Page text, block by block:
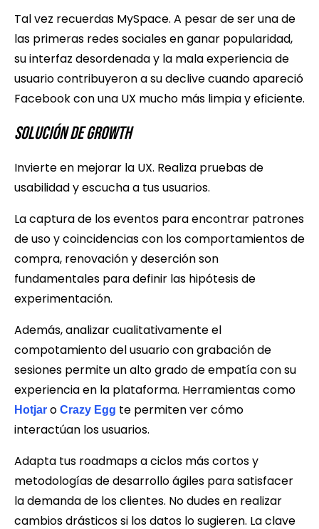
Tal vez recuerdas MySpace. A pesar de ser una de
las primeras redes sociales en ganar popularidad,
su interfaz desordenada y la mala experiencia de
usuario contribuyeron a su declive cuando apareció
Facebook con una UX mucho más limpia y eficiente.
Solución de Growth
Invierte en mejorar la UX. Realiza pruebas de
usabilidad y escucha a tus usuarios.
La captura de los eventos para encontrar patrones
de uso y coincidencias con los comportamientos de
compra, renovación y deserción son
fundamentales para definir las hipótesis de
experimentación.
Además, analizar cualitativamente el
compotamiento del usuario con grabación de
sesiones permite un alto grado de empatía con su
experiencia en la plataforma. Herramientas como
Hotjar o Crazy Egg te permiten ver cómo
interactúan los usuarios.
Adapta tus roadmaps a ciclos más cortos y
metodologías de desarrollo ágiles para satisfacer
la demanda de los clientes. No dudes en realizar
cambios drásticos si los datos lo sugieren. La clave